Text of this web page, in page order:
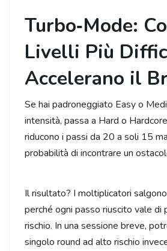
Turbo‑Mode:
Livelli Più
Accelerano il
Se hai padroneggiato Easy o
intensità, passa a Hard o
riducono i passi da 20 a soli 15
probabilità di incontrare un
Il risultato? I moltiplicatori
perché ogni passo riuscito vale di
rischio. In una sessione breve,
singolo round ad alto rischio